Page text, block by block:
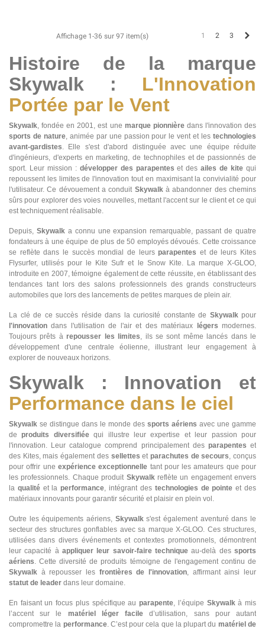
Affichage 1-36 sur 97 item(s) 1 2 3
Histoire de la marque
Skywalk : L'Innovation
Portée par le Vent
Skywalk, fondée en 2001, est une marque pionnièredans l'innovation des
sports de nature, animée par une passion pour le vent et lestechnologies
avant-gardistes. Elle s'est d'abord distinguée avec une équipe réduite
d'ingénieurs, d'experts en marketing, de technophiles et de passionnés de
sport. Leur mission : développer des parapentes et desailes de kite qui
repoussent les limites de l'innovation tout en maximisant la convivialité pour
l'utilisateur. Ce dévouement a conduit Skywalkà abandonner des chemins
sûrs pour explorer des voies nouvelles, mettant l'accent sur le client et ce qui
est techniquement réalisable.
Depuis, Skywalka connu une expansion remarquable, passant de quatre
fondateurs à une équipe de plus de 50 employés dévoués. Cette croissance
se reflète dans le succès mondial de leursparapentes et de leurs Kites
Flysurfer, utilisés pour le Kite Sufr et le Snow Kite. La marque X-GLOO,
introduite en 2007, témoigne également de cette réussite, en établissant des
tendances tant lors des salons professionnels des grands constructeurs
automobiles que lors des lancements de petites marques de plein air.
La clé de ce succès réside dans la curiosité constante de Skywalkpour
l'innovation dans l'utilisation de l'air et des matériaux légers modernes.
Toujours prêts àrepousser les limites, ils se sont même lancés dans le
développement d'une centrale éolienne, illustrant leur engagement à
explorer de nouveaux horizons.
Skywalk : Innovation et
Performance dans le ciel
Skywalk se distingue dans le monde des sports aériens avec une gamme
de produits diversifiéequi illustre leur expertise et leur passion pour
l'innovation. Leur catalogue comprend principalement des parapentes et
des Kites, mais également des sellettes et parachutes de secours, conçus
pour offrir une expérience exceptionnelle tant pour les amateurs que pour
les professionnels. Chaque produit Skywalkreflète un engagement envers
la qualitéet laperformance, intégrant des technologies de pointe et des
matériaux innovants pour garantir sécurité et plaisir en plein vol.
Outre les équipements aériens, Skywalks'est également aventuré dans le
secteur des structures gonflables avec sa marque X-GLOO. Ces structures,
utilisées dans divers événements et contextes promotionnels, démontrent
leur capacité à appliquer leur savoir-faire technique au-delà des sports
aériens. Cette diversité de produits témoigne de l'engagement continu de
Skywalk à repousser les frontières de l'innovation, affirmant ainsi leur
statut de leader dans leur domaine.
En faisant un focus plus spécifique auparapente, l’équipe Skywalkà mis
l’accent sur le matériel léger facile d’utilisation, sans pour autant
compromettre la performance. C’est pour cela que la plupart du matériel de